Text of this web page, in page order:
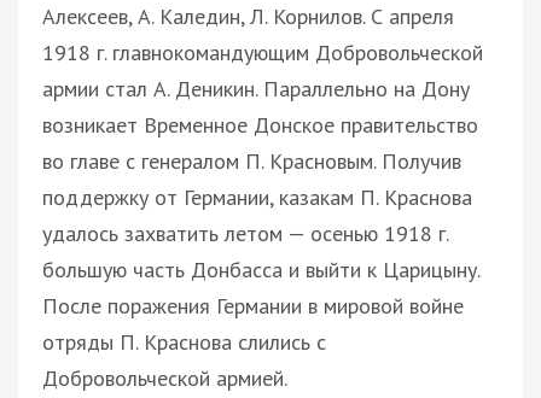
Алексеев, А. Каледин, Л. Корнилов. С апреля
1918 г. главнокомандующим Добровольческой
армии стал А. Деникин. Параллельно на Дону
возникает Временное Донское правительство
во главе с генералом П. Красновым. Получив
поддержку от Германии, казакам П. Краснова
удалось захватить летом — осенью 1918 г.
большую часть Донбасса и выйти к Царицыну.
После поражения Германии в мировой войне
отряды П. Краснова слились с
Добровольческой армией.